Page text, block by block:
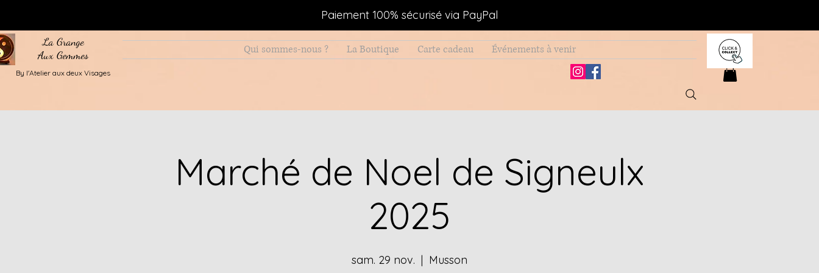
Paiement 100% sécurisé via PayPal
La Grange
Aux Gemmes
By l'Atelier aux deux Visages
Qui sommes-nous ? La Boutique Carte cadeau Événements à venir
Marché de Noel de Signeulx
2025
sam. 29 nov.
  |
Musson